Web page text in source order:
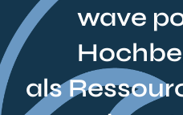
wave
als